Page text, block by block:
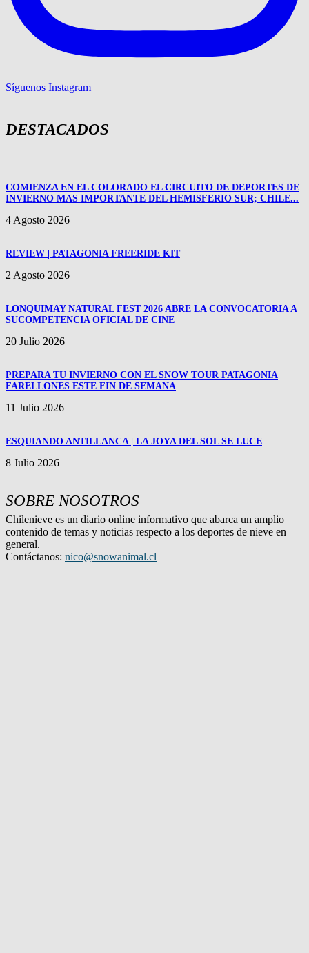
Síguenos Instagram
DESTACADOS
COMIENZA EN EL COLORADO EL CIRCUITO DE DEPORTES DE
INVIERNO MAS IMPORTANTE DEL HEMISFERIO SUR; CHILE...
4 Agosto 2026
REVIEW | PATAGONIA FREERIDE KIT
2 Agosto 2026
LONQUIMAY NATURAL FEST 2026 ABRE LA CONVOCATORIA A
SUCOMPETENCIA OFICIAL DE CINE
20 Julio 2026
PREPARA TU INVIERNO CON EL SNOW TOUR PATAGONIA
FARELLONES ESTE FIN DE SEMANA
11 Julio 2026
ESQUIANDO ANTILLANCA | LA JOYA DEL SOL SE LUCE
8 Julio 2026
SOBRE NOSOTROS
Chilenieve es un diario online informativo que abarca un amplio
contenido de temas y noticias respecto a los deportes de nieve en
general.
Contáctanos: nico@snowanimal.cl